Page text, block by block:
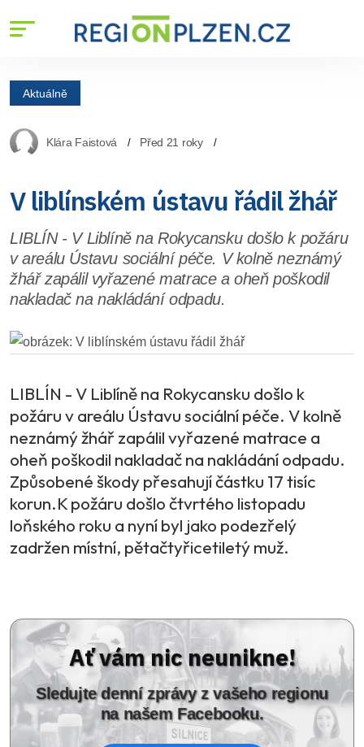
Aktuálně
Klára Faistová Před 21 roky
V liblínském ústavu řádil žhář
LIBLÍN - V Liblíně na Rokycansku došlo k požáru
v areálu Ústavu sociální péče. V kolně neznámý
žhář zapálil vyřazené matrace a oheň poškodil
nakladač na nakládání odpadu.
LIBLÍN - V Liblíně na Rokycansku došlo k
požáru v areálu Ústavu sociální péče. V kolně
neznámý žhář zapálil vyřazené matrace a
oheň poškodil nakladač na nakládání odpadu.
Způsobené škody přesahují částku 17 tisíc
korun.K požáru došlo čtvrtého listopadu
loňského roku a nyní byl jako podezřelý
zadržen místní, pětačtyřicetiletý muž.
Ať vám nic neunikne!
Sledujte denní zprávy z vašeho regionu
na našem Facebooku.